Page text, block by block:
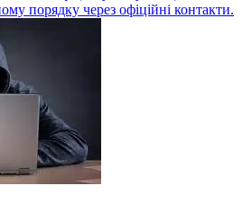
порядку через офіційні контакти.